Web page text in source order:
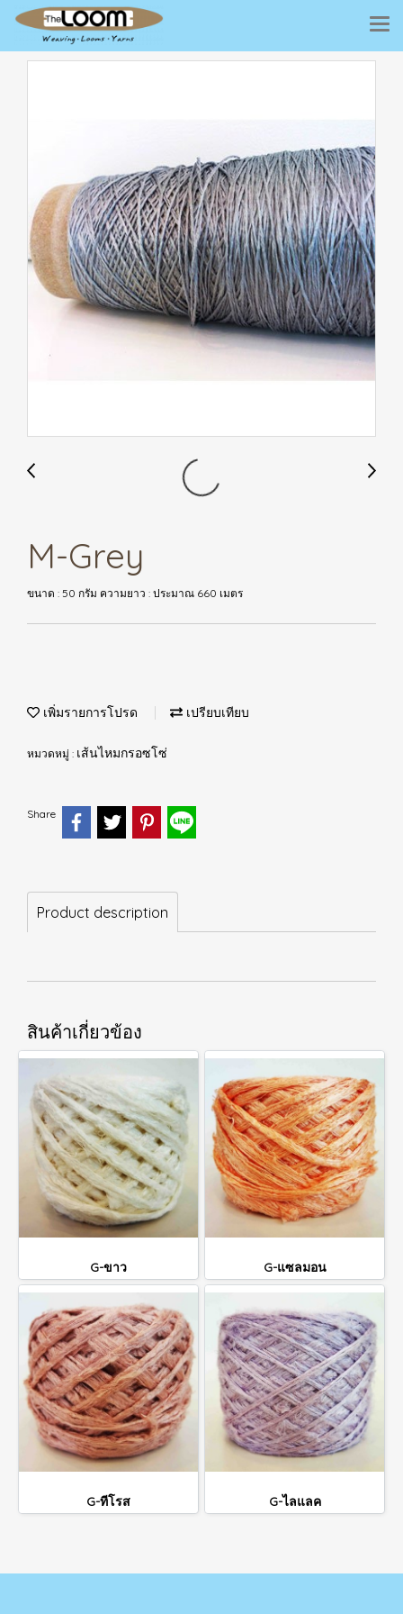
M-Grey
ขนาด : 50 กรัม ความยาว : ประมาณ 660 เมตร
เพิ่มรายการโปรด เปรียบเทียบ
หมวดหมู่ : เส้นไหมกรอซโซ่
Share
Product description
สินค้าเกี่ยวข้อง
G-ขาว G-แซลมอน
G-ทีโรส G-ไลแลค